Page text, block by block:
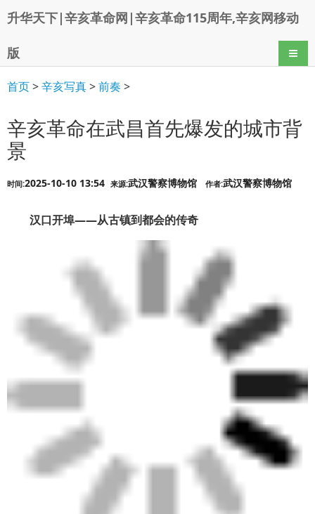
升华天下|辛亥革命网|辛亥革命115周年,辛亥网移动
版 导航
首页>辛亥写真>前奏 >
辛亥革命在武昌首先爆发的城市背
景
时间:2025-10-10 13:54 来源:武汉警察博物馆 作者:武汉警察博物馆
汉口开埠——从古镇到都会的传奇